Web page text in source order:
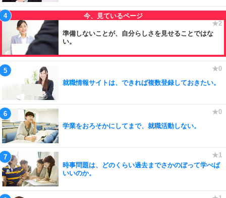
準備しないことが、自分らしさを見せることではな
い。
就職情報サイトは、できれば複数登録しておきたい。
学業をおろそかにしてまで、就職活動しない。
時事問題は、どのくらい過去までさかのぼって学べば
いいのか。